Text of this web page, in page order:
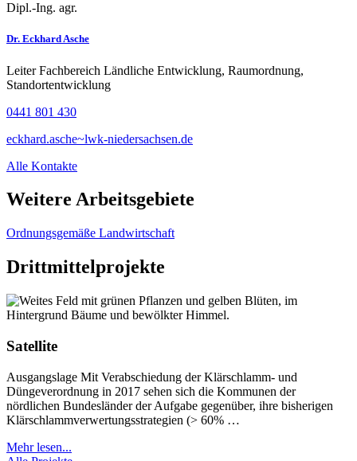
Dipl.-Ing. agr.
Dr. Eckhard Asche
Leiter Fachbereich Ländliche Entwicklung, Raumordnung,
Standortentwicklung
0441 801 430
eckhard.asche~lwk-niedersachsen.de
Alle Kontakte
Weitere Arbeitsgebiete
Ordnungsgemäße Landwirtschaft
Drittmittelprojekte
Satellite
Ausgangslage Mit Verabschiedung der Klärschlamm- und
Düngeverordnung in 2017 sehen sich die Kommunen der
nördlichen Bundesländer der Aufgabe gegenüber, ihre bisherigen
Klärschlammverwertungsstrategien (> 60% …
Mehr lesen...